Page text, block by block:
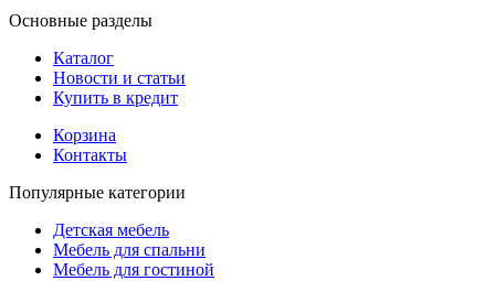
Основные разделы
Каталог
Новости и статьи
Купить в кредит
Корзина
Контакты
Популярные категории
Детская мебель
Мебель для спальни
Мебель для гостиной